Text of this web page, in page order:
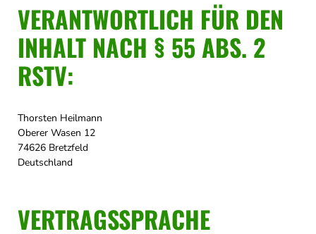
VERANTWORTLICH FÜR DEN
INHALT NACH § 55 ABS. 2
RSTV:
Thorsten Heilmann
Oberer Wasen 12
74626 Bretzfeld
Deutschland
VERTRAGSSPRACHE